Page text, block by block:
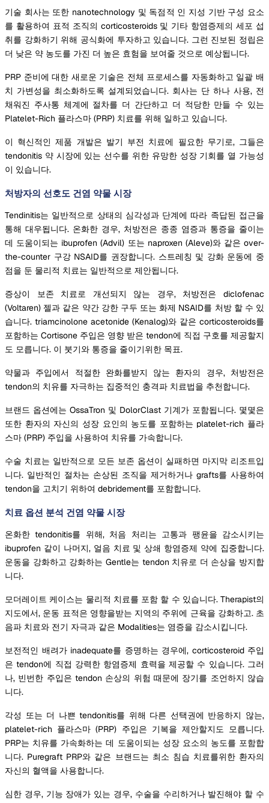
기술 회사는 또한 nanotechnology 및 독점적 인 지성 기반 구성 요소
를 활용하여 표적 조직의 corticosteroids 및 기타 항염증제의 세포 섭
취를 강화하기 위해 공식화에 투자하고 있습니다. 그런 진보된 정립은
더 낮은 약 농도를 가진 더 높은 효험을 보여줄 것으로 예상됩니다.
PRP 준비에 대한 새로운 기술은 전체 프로세스를 자동화하고 일괄 배
치 가변성을 최소화하도록 설계되었습니다. 회사는 단 하나 사용, 전
채워진 주사통 체계에 절차를 더 간단하고 더 적당한 만들 수 있는
Platelet-Rich 플라스마 (PRP) 치료를 위해 일하고 있습니다.
이 혁신적인 제품 개발은 발기 부전 치료에 필요한 무기로, 그들은
tendonitis 약 시장에 있는 선수를 위한 유망한 성장 기회를 열 가능성
이 있습니다.
처방자의 선호도 건염 약물 시장
Tendinitis는 일반적으로 상태의 심각성과 단계에 따라 족답된 접근을
통해 대우됩니다. 온화한 경우, 처방전은 종종 염증과 통증을 줄이는
데 도움이되는 ibuprofen (Advil) 또는 naproxen (Aleve)와 같은 over-
the-counter 구강 NSAID를 권장합니다. 스트레칭 및 강화 운동에 중
점을 둔 물리적 치료는 일반적으로 제안됩니다.
증상이 보존 치료로 개선되지 않는 경우, 처방전은 diclofenac
(Voltaren) 젤과 같은 약간 강한 구두 또는 화제 NSAID를 처방 할 수 있
습니다. triamcinolone acetonide (Kenalog)와 같은 corticosteroids를
포함하는 Cortisone 주입은 영향 받은 tendon에 직접 구호를 제공할지
도 모릅니다. 이 붓기와 통증을 줄이기위한 목표.
약물과 주입에서 적절한 완화를받지 않는 환자의 경우, 처방전은
tendon의 치유를 자극하는 집중적인 충격파 치료법을 추천합니다.
브랜드 옵션에는 OssaTron 및 DolorClast 기계가 포함됩니다. 몇몇은
또한 환자의 자신의 성장 요인의 농도를 포함하는 platelet-rich 플라
스마 (PRP) 주입을 사용하여 치유를 가속합니다.
수술 치료는 일반적으로 모든 보존 옵션이 실패하면 마지막 리조트입
니다. 일반적인 절차는 손상된 조직을 제거하거나 grafts를 사용하여
tendon을 고치기 위하여 debridement를 포함합니다.
치료 옵션 분석 건염 약물 시장
온화한 tendonitis를 위해, 처음 처리는 고통과 팽윤을 감소시키는
ibuprofen 같이 나머지, 얼음 치료 및 상쇄 항염증제 약에 집중합니다.
운동을 강화하고 강화하는 Gentle는 tendon 치유로 더 손상을 방지합
니다.
모더레이트 케이스는 물리적 치료를 포함 할 수 있습니다. Therapist의
지도에서, 운동 표적은 영향을받는 지역의 주위에 근육을 강화하고. 초
음파 치료와 전기 자극과 같은 Modalities는 염증을 감소시킵니다.
보전적인 배려가 inadequate를 증명하는 경우에, corticosteroid 주입
은 tendon에 직접 강력한 항염증제 효력을 제공할 수 있습니다. 그러
나, 빈번한 주입은 tendon 손상의 위험 때문에 장기를 조언하지 않습
니다.
각성 또는 더 나쁜 tendonitis를 위해 다른 선택권에 반응하지 않는,
platelet-rich 플라스마 (PRP) 주입은 기복을 제안할지도 모릅니다.
PRP는 치유를 가속화하는 데 도움이되는 성장 요소의 농도를 포함합
니다. Puregraft PRP와 같은 브랜드는 최소 침습 치료를위한 환자의
자신의 혈액을 사용합니다.
심한 경우, 기능 장애가 있는 경우, 수술을 수리하거나 발진해야 할 수